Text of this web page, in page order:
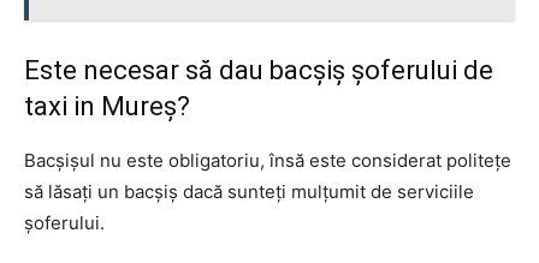
Este necesar să dau bacșiș șoferului de
taxi in Mureș?
Bacșișul nu este obligatoriu, însă este considerat politețe
să lăsați un bacșiș dacă sunteți mulțumit de serviciile
șoferului.